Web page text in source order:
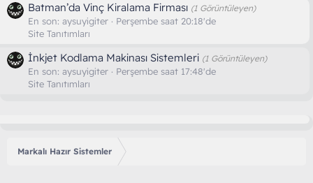
Batman’da Vinç Kiralama Firması (1 Görüntüleyen)
En son: aysuyigiter
Perşembe saat 20:18'de
Site Tanıtımları
İnkjet Kodlama Makinası Sistemleri (1 Görüntüleyen)
En son: aysuyigiter
Perşembe saat 17:48'de
Site Tanıtımları
Markalı Hazır Sistemler